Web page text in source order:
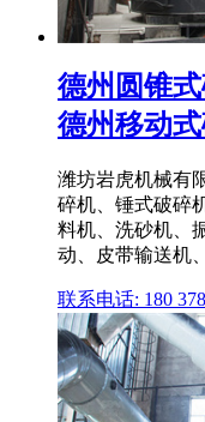
德州圆锥式
德州移动
潍坊岩虎机械有
碎机、锤式破碎
料机、洗砂机、
动、皮带输送机
联系电话: 180